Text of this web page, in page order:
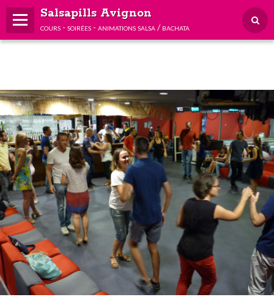
Salsapills Avignon
cours - soirées - animations salsa / bachata